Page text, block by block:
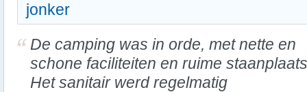
jonker
De camping was in orde, met nette en
schone faciliteiten en ruime
Het sanitair werd regelmatig